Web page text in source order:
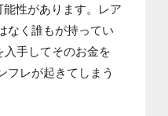
性があります。レア
なく誰もが持ってい
手してそのお金を
フレが起きてしまう